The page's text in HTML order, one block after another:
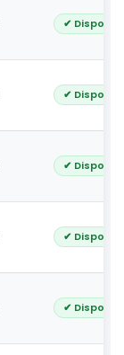
✔
✔
✔
✔
✔